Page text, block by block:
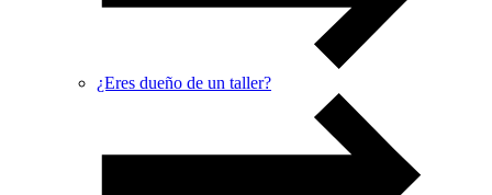
¿Eres dueño de un taller?